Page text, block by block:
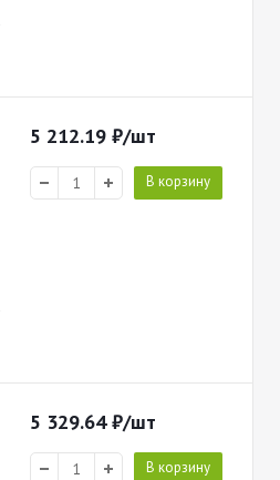
5 212.19 ₽/шт
В корзину
5 329.64₽/шт
В корзину